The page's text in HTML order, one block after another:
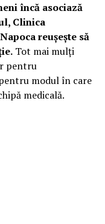
încă asociază
Clinica
reușește să
Tot mai mulți
pentru
modul în care
medicală.